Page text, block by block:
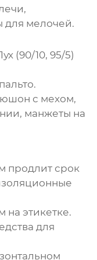
для мелочей.
(90/10, 95/5)
с мехом,
манжеты на
продлит срок
на этикетке.
для